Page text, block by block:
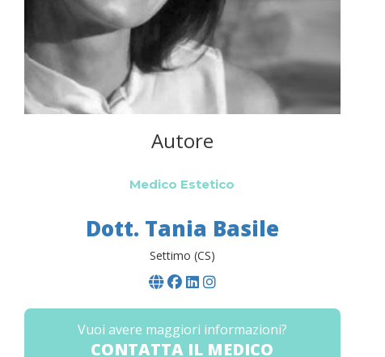
Autore
Medico Estetico
Dott. Tania Basile
Settimo (CS)
Vuoi avere maggiori informazioni?
CONTATTA IL MEDICO